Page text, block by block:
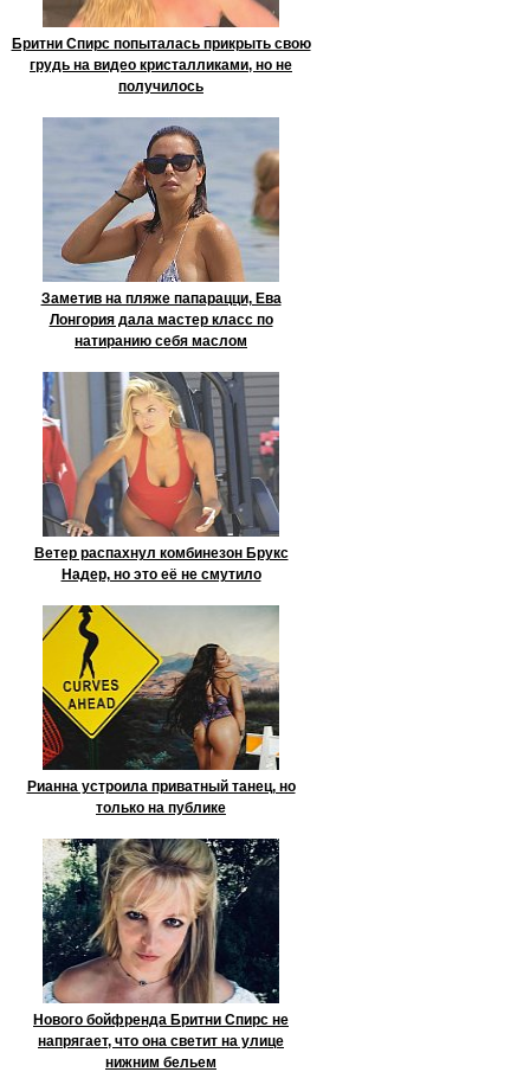
Бритни Спирс попыталась прикрыть свою
грудь на видео кристалликами, но не
получилось
Заметив на пляже папарацци, Ева
Лонгория дала мастер класс по
натиранию себя маслом
Ветер распахнул комбинезон Брукс
Надер, но это её не смутило
Рианна устроила приватный танец, но
только на публике
Нового бойфренда Бритни Спирс не
напрягает, что она светит на улице
нижним бельем